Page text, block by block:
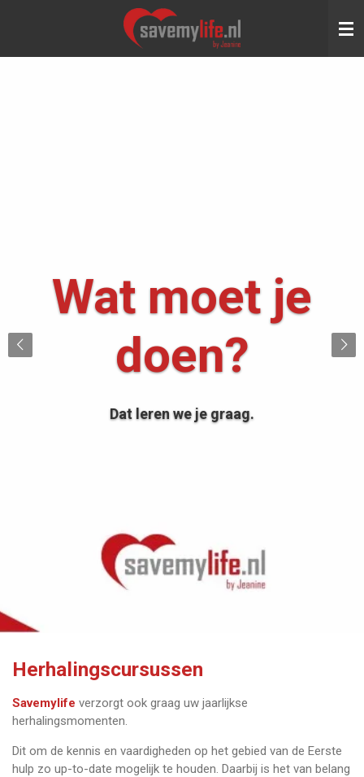
Wat moet je
doen?
Dat leren we je graag.
Herhalingscursussen
Savemylife verzorgt ook graag uw jaarlijkse
herhalingsmomenten.
Dit om de kennis en vaardigheden op het gebied van de Eerste
hulp zo up-to-date mogelijk te houden. Daarbij is het van belang